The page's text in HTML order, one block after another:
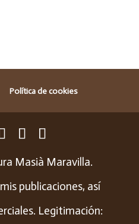
Política de cookies
Masià Maravilla.
publicaciones, así
Legitimación: